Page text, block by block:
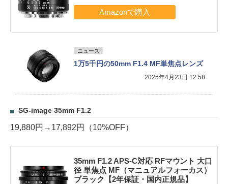
ニュース
1万5千円の50mm F1.4 MF単焦点レンズ
2025年4月23日 12:58
SG-image 35mm F1.2
19,880円→17,892円（10%OFF）
35mm F1.2 APS-C対応 RFマウント 大口
径 単焦点 MF（マニュアルフォーカス）
ブラック【2年保証・国内正規品】